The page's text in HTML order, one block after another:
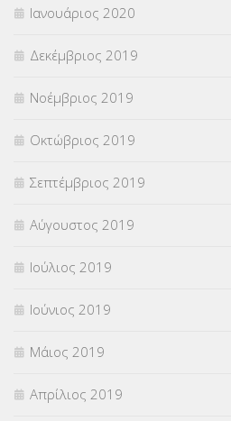
Ιανουάριος 2020
Δεκέμβριος 2019
Νοέμβριος 2019
Οκτώβριος 2019
Σεπτέμβριος 2019
Αύγουστος 2019
Ιούλιος 2019
Ιούνιος 2019
Μάιος 2019
Απρίλιος 2019